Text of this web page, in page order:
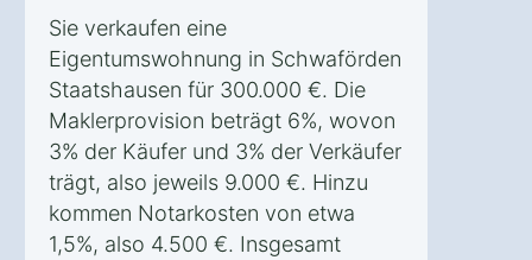
Sie verkaufen eine
Eigentumswohnung in Schwaförden
Staatshausen für 300.000 €. Die
Maklerprovision beträgt 6%, wovon
3% der Käufer und 3% der Verkäufer
trägt, also jeweils 9.000 €. Hinzu
kommen Notarkosten von etwa
1,5%, also 4.500 €. Insgesamt